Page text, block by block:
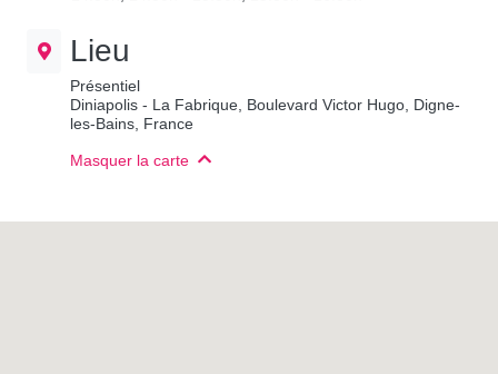
Lieu
Présentiel
Diniapolis - La Fabrique, Boulevard Victor Hugo, Digne-
les-Bains, France
Masquer la carte